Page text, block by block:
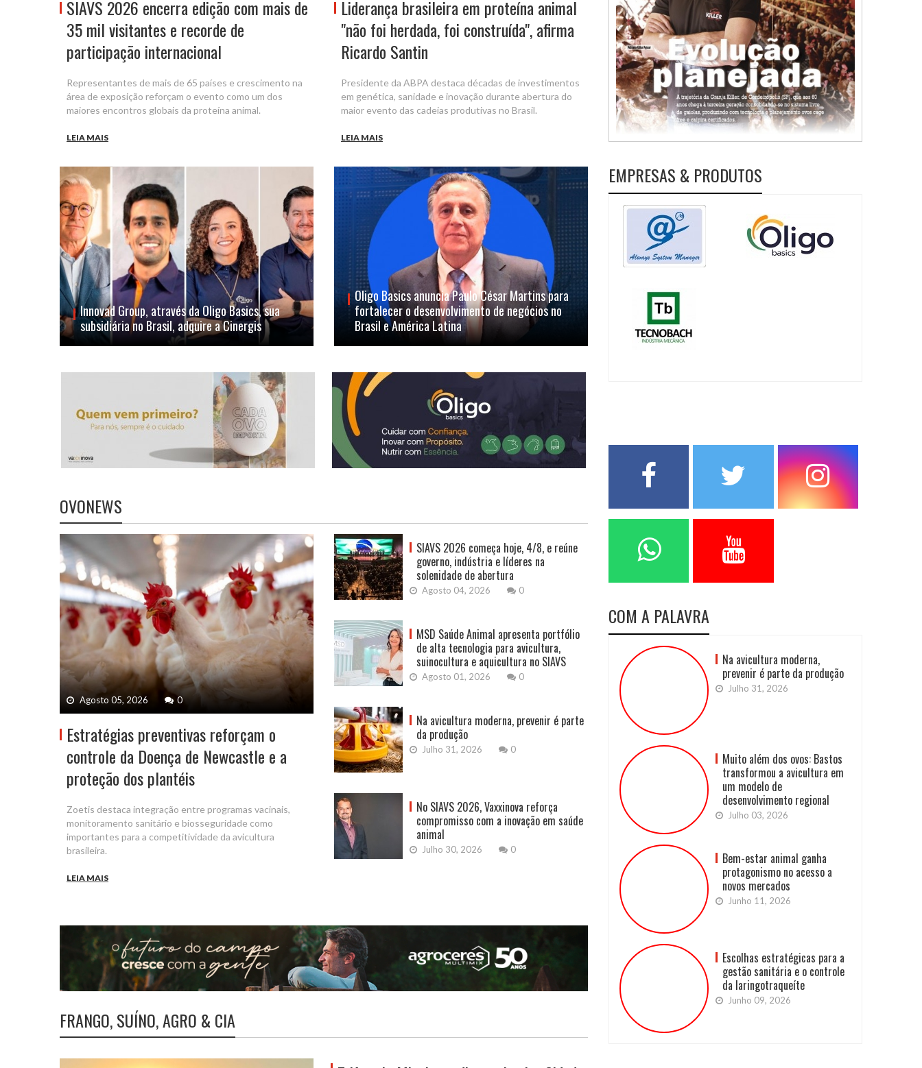
SIAVS 2026 encerra edição com mais de
35 mil visitantes e recorde de
participação internacional
Representantes de mais de 65 países e crescimento na
área de exposição reforçam o evento como um dos
maiores encontros globais da proteína animal.
LEIA MAIS
Liderança brasileira em proteína animal
"não foi herdada, foi construída", afirma
Ricardo Santin
Presidente da ABPA destaca décadas de investimentos
em genética, sanidade e inovação durante abertura do
maior evento das cadeias produtivas no Brasil.
LEIA MAIS
Innovad Group, através da Oligo Basics, sua
subsidiária no Brasil, adquire a Cinergis
Oligo Basics anuncia Paulo César Martins para
fortalecer o desenvolvimento de negócios no
Brasil e América Latina
OVONEWS
Agosto 05, 2026 0
Estratégias preventivas reforçam o
controle da Doença de Newcastle e a
proteção dos plantéis
Zoetis destaca integração entre programas vacinais,
monitoramento sanitário e biosseguridade como
importantes para a competitividade da avicultura
brasileira.
LEIA MAIS
SIAVS 2026 começa hoje, 4/8, e reúne
governo, indústria e líderes na
solenidade de abertura
Agosto 04, 2026 0
MSD Saúde Animal apresenta portfólio
de alta tecnologia para avicultura,
suinocultura e aquicultura no SIAVS
Agosto 01, 2026 0
Na avicultura moderna, prevenir é parte
da produção
Julho 31, 2026 0
No SIAVS 2026, Vaxxinova reforça
compromisso com a inovação em saúde
animal
Julho 30, 2026 0
FRANGO, SUÍNO, AGRO & CIA
EMPRESAS & PRODUTOS
COM A PALAVRA
Na avicultura moderna,
prevenir é parte da produção
Julho 31, 2026
Muito além dos ovos: Bastos
transformou a avicultura em
um modelo de
desenvolvimento regional
Julho 03, 2026
Bem-estar animal ganha
protagonismo no acesso a
novos mercados
Junho 11, 2026
Escolhas estratégicas para a
gestão sanitária e o controle
da laringotraqueíte
Junho 09, 2026